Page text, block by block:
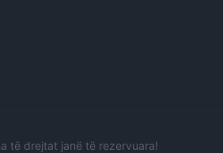
të drejtat janë të rezervuara!